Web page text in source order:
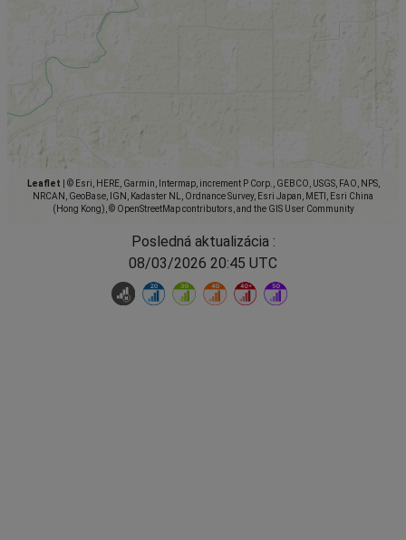
Leaflet
© Esri, HERE, Garmin, Intermap, increment P Corp., GEBCO, USGS, FAO, NPS,
NRCAN, GeoBase, IGN, Kadaster NL, Ordnance Survey, Esri Japan, METI, Esri China
(Hong Kong), © OpenStreetMap contributors, and the GIS User Community
Posledná aktualizácia :
08/03/2026 20:45 UTC